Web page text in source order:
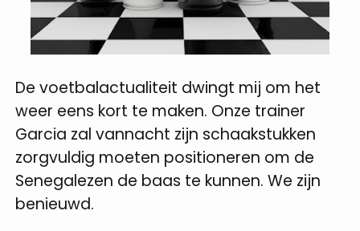
De voetbalactualiteit dwingt mij om het
weer eens kort te maken. Onze trainer
Garcia zal vannacht zijn schaakstukken
zorgvuldig moeten positioneren om de
Senegalezen de baas te kunnen. We zijn
benieuwd.